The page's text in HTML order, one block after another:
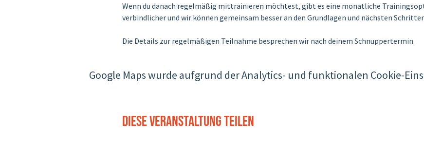
Wenn du danach regelmäßig mittrainieren möchtest, gibt es eine monatliche
verbindlicher und wir können gemeinsam besser an den Grundlagen und nächsten
Die Details zur regelmäßigen Teilnahme besprechen wir nach deinem Schnuppertermin.
Google Maps wurde aufgrund der Analytics- und funktionalen Cookie-
Diese Veranstaltung teilen